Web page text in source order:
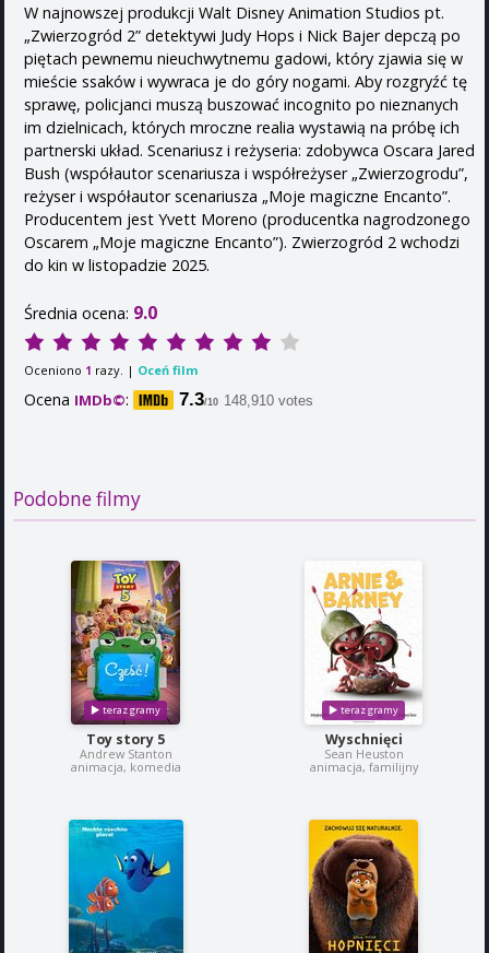
W najnowszej produkcji Walt Disney Animation Studios pt.
„Zwierzogród 2” detektywi Judy Hops i Nick Bajer depczą po
piętach pewnemu nieuchwytnemu gadowi, który zjawia się w
mieście ssaków i wywraca je do góry nogami. Aby rozgryźć tę
sprawę, policjanci muszą buszować incognito po nieznanych
im dzielnicach, których mroczne realia wystawią na próbę ich
partnerski układ. Scenariusz i reżyseria: zdobywca Oscara Jared
Bush (współautor scenariusza i współreżyser „Zwierzogrodu”,
reżyser i współautor scenariusza „Moje magiczne Encanto”.
Producentem jest Yvett Moreno (producentka nagrodzonego
Oscarem „Moje magiczne Encanto”). Zwierzogród 2 wchodzi
do kin w listopadzie 2025.
Średnia ocena: 9.0
Oceniono 1 razy. | Oceń film
Ocena IMDb©: 7.3/10 148,910 votes
Podobne filmy
Toy story 5
Andrew Stanton
animacja, komedia
Wyschnięci
Sean Heuston
animacja, familijny